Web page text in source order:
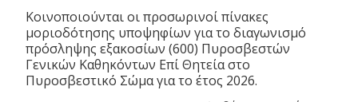
Κοινοποιούνται οι προσωρινοί πίνακες
μοριοδότησης υποψηφίων για το διαγωνισμό
πρόσληψης εξακοσίων (600) Πυροσβεστών
Γενικών Καθηκόντων Επί Θητεία στο
Πυροσβεστικό Σώμα για το έτος 2026.